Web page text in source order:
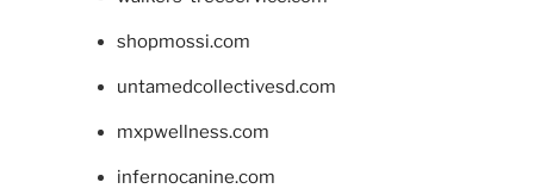
shopmossi.com
untamedcollectivesd.com
mxpwellness.com
infernocanine.com